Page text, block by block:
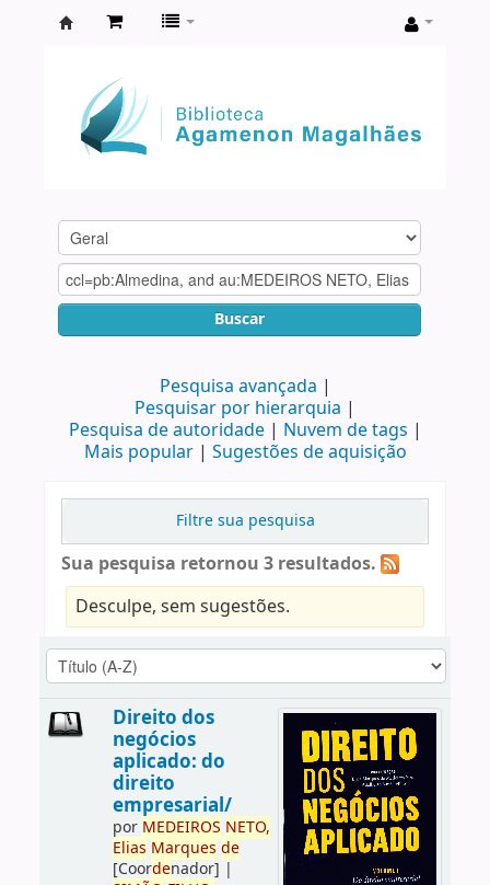
Agamenon
Magalhães
Buscar
Pesquisa avançada
Pesquisar por hierarquia
Pesquisa de autoridade
Nuvem de tags
Mais popular
Sugestões de aquisição
Filtre sua pesquisa
Sua pesquisa retornou 3 resultados.
Desculpe, sem sugestões.
Direito dos
negócios
aplicado: do
direito
empresarial/
por MEDEIROS NETO,
Elias Marques de
[Coordenador] |